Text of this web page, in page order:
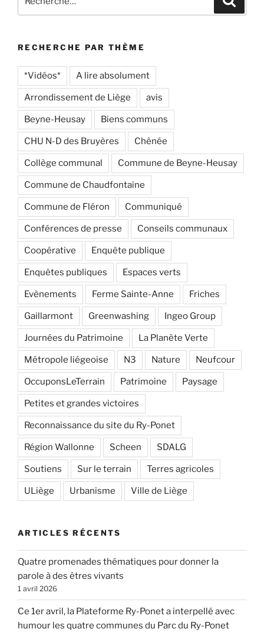
pour
RECHERCHE PAR THÈME
*Vidéos* A lire absolument
Arrondissement de Liège avis
Beyne-Heusay Biens communs
CHU N-D des Bruyères Chênée
Collège communal Commune de Beyne-Heusay
Commune de Chaudfontaine
Commune de Fléron Communiqué
Conférences de presse Conseils communaux
Coopérative Enquête publique
Enquêtes publiques Espaces verts
Evènements Ferme Sainte-Anne Friches
Gaillarmont Greenwashing Ingeo Group
Journées du Patrimoine La Planète Verte
Métropole liégeoise N3 Nature Neufcour
OccuponsLeTerrain Patrimoine Paysage
Petites et grandes victoires
Reconnaissance du site du Ry-Ponet
Région Wallonne Scheen SDALG
Soutiens Sur le terrain Terres agricoles
ULiège Urbanisme Ville de Liège
ARTICLES RÉCENTS
Quatre promenades thématiques pour donner la
parole à des êtres vivants
1 avril 2026
Ce 1er avril, la Plateforme Ry-Ponet a interpellé avec
humour les quatre communes du Parc du Ry-Ponet